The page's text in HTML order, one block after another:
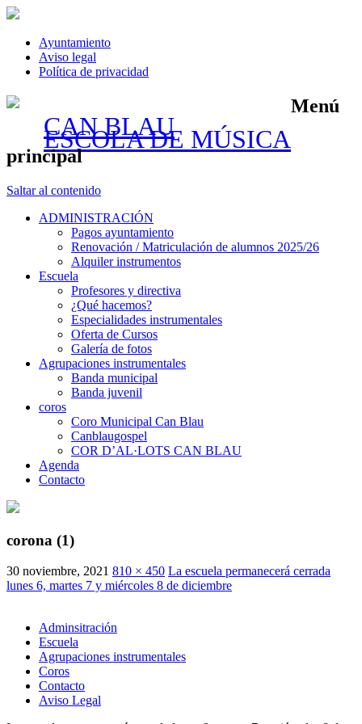
Ayuntamiento
Aviso legal
Política de privacidad
CAN BLAU
ESCOLA DE MÚSICA
Menú
principal
Saltar al contenido
ADMINISTRACIÓN
Pagos ayuntamiento
Renovación / Matriculación de alumnos 2025/26
Alquiler instrumentos
Escuela
Profesores y directiva
¿Qué hacemos?
Especialidades instrumentales
Oferta de Cursos
Galería de fotos
Agrupaciones instrumentales
Banda municipal
Banda juvenil
coros
Coro Municipal Can Blau
Canblaugospel
COR D’AL·LOTS CAN BLAU
Agenda
Contacto
corona (1)
30 noviembre, 2021 810 × 450 La escuela permanecerá cerrada
lunes 6, martes 7 y miércoles 8 de diciembre
Adminsitración
Escuela
Agrupaciones instrumentales
Coros
Contacto
Aviso Legal